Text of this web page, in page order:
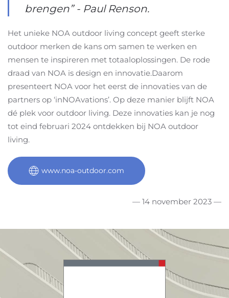
brengen” - Paul Renson.
Het unieke NOA outdoor living concept geeft sterke
outdoor merken de kans om samen te werken en
mensen te inspireren met totaaloplossingen. De rode
draad van NOA is design en innovatie.Daarom
presenteert NOA voor het eerst de innovaties van de
partners op ‘inNOAvations’. Op deze manier blijft NOA
dé plek voor outdoor living. Deze innovaties kan je nog
tot eind februari 2024 ontdekken bij NOA outdoor
living.
www.noa-outdoor.com
— 14 november 2023 —